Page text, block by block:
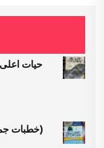
Khutbate jamale mustafa (خطبات جمال مصطفی)